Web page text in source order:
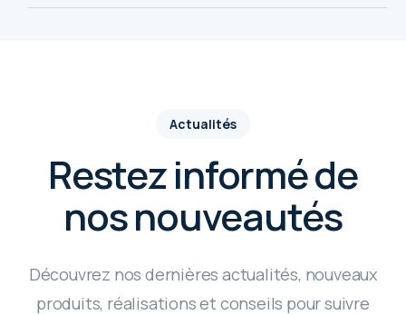
Actualités
Restez informé de
nos nouveautés
Découvrez nos dernières actualités, nouveaux
produits, réalisations et conseils pour suivre